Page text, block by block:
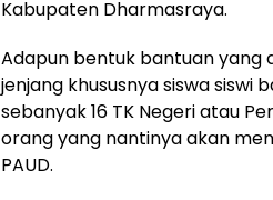
Kabupaten Dharmasraya.
Adapun bentuk bantuan yang
jenjang khususnya siswa
sebanyak 16 TK Negeri atau
orang yang nantinya akan
PAUD.